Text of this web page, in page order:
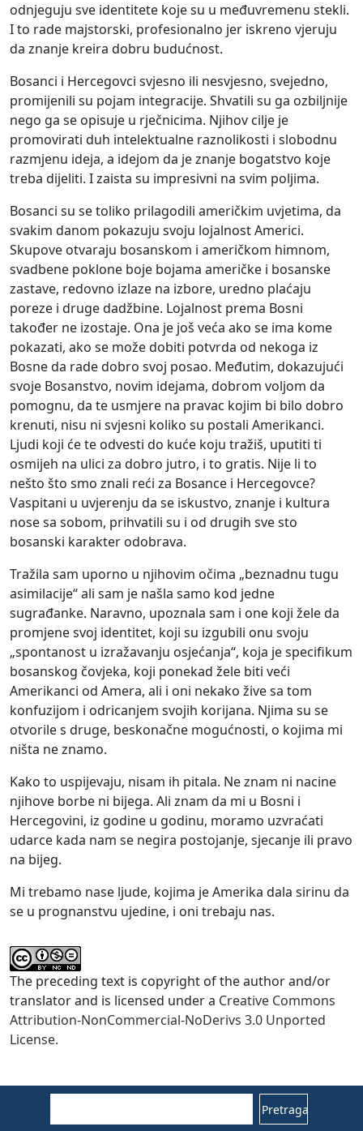
odnjeguju sve identitete koje su u međuvremenu stekli.
I to rade majstorski, profesionalno jer iskreno vjeruju
da znanje kreira dobru budućnost.
Bosanci i Hercegovci svjesno ili nesvjesno, svejedno,
promijenili su pojam integracije. Shvatili su ga ozbiljnije
nego ga se opisuje u rječnicima. Njihov cilje je
promovirati duh intelektualne raznolikosti i slobodnu
razmjenu ideja, a idejom da je znanje bogatstvo koje
treba dijeliti. I zaista su impresivni na svim poljima.
Bosanci su se toliko prilagodili američkim uvjetima, da
svakim danom pokazuju svoju lojalnost Americi.
Skupove otvaraju bosanskom i američkom himnom,
svadbene poklone boje bojama američke i bosanske
zastave, redovno izlaze na izbore, uredno plaćaju
poreze i druge dadžbine. Lojalnost prema Bosni
također ne izostaje. Ona je još veća ako se ima kome
pokazati, ako se može dobiti potvrda od nekoga iz
Bosne da rade dobro svoj posao. Međutim, dokazujući
svoje Bosanstvo, novim idejama, dobrom voljom da
pomognu, da te usmjere na pravac kojim bi bilo dobro
krenuti, nisu ni svjesni koliko su postali Amerikanci.
Ljudi koji će te odvesti do kuće koju tražiš, uputiti ti
osmijeh na ulici za dobro jutro, i to gratis. Nije li to
nešto što smo znali reći za Bosance i Hercegovce?
Vaspitani u uvjerenju da se iskustvo, znanje i kultura
nose sa sobom, prihvatili su i od drugih sve sto
bosanski karakter odobrava.
Tražila sam uporno u njihovim očima „beznadnu tugu
asimilacije“ ali sam je našla samo kod jedne
sugrađanke. Naravno, upoznala sam i one koji žele da
promjene svoj identitet, koji su izgubili onu svoju
„spontanost u izražavanju osjećanja“, koja je specifikum
bosanskog čovjeka, koji ponekad žele biti veći
Amerikanci od Amera, ali i oni nekako žive sa tom
konfuzijom i odricanjem svojih korijana. Njima su se
otvorile s druge, beskonačne mogućnosti, o kojima mi
ništa ne znamo.
Kako to uspijevaju, nisam ih pitala. Ne znam ni nacine
njihove borbe ni bijega. Ali znam da mi u Bosni i
Hercegovini, iz godine u godinu, moramo uzvraćati
udarce kada nam se negira postojanje, sjecanje ili pravo
na bijeg.
Mi trebamo nase ljude, kojima je Amerika dala sirinu da
se u prognanstvu ujedine, i oni trebaju nas.
The preceding text is copyright of the author and/or
translator and is licensed under a Creative Commons
Attribution-NonCommercial-NoDerivs 3.0 Unported
License.
Pretraga